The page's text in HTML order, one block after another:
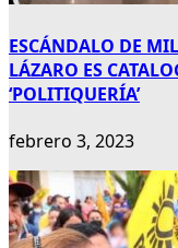
ESCÁNDALO DE
LÁZARO ES
‘POLITIQUERÍA’
febrero 3, 2023